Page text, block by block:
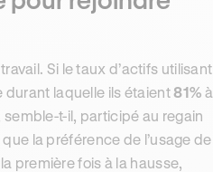
Si le taux d’actifs utilisant
durant laquelle ils étaient81% à
semble-t-il, participé au regain
la préférence de l’usage de
première fois à la hausse,